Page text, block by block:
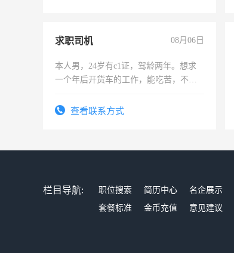
求职司机 08月06日
本人男，24岁有c1证，驾龄两年。想求
一个年后开货车的工作，能吃苦，不怕
查看联系方式
栏目导航: 职位搜索 简历中心 名企展示
套餐标准
金币充值 意见建议